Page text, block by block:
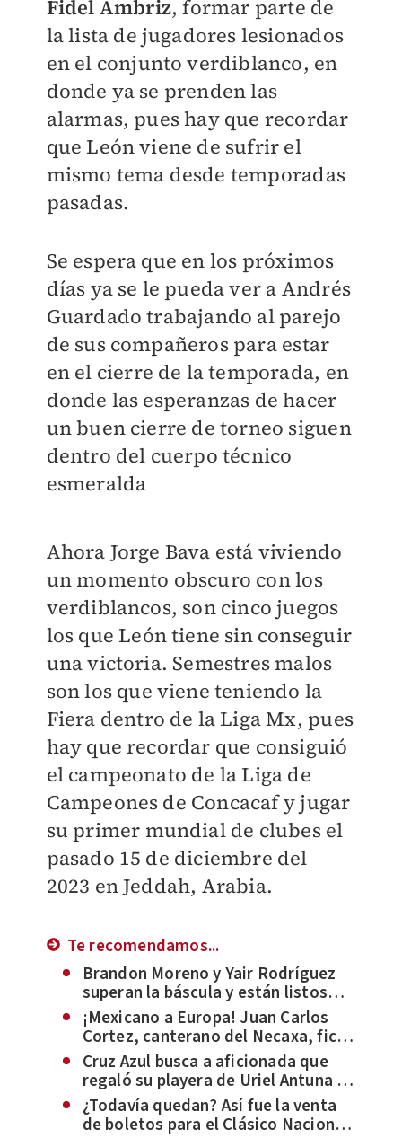
Fidel Ambriz, formar parte de
la lista de jugadores lesionados
en el conjunto verdiblanco, en
donde ya se prenden las
alarmas, pues hay que recordar
que León viene de sufrir el
mismo tema desde temporadas
pasadas.
Se espera que en los próximos
días ya se le pueda ver a Andrés
Guardado trabajando al parejo
de sus compañeros para estar
en el cierre de la temporada, en
donde las esperanzas de hacer
un buen cierre de torneo siguen
dentro del cuerpo técnico
esmeralda
Ahora Jorge Bava está viviendo
un momento obscuro con los
verdiblancos, son cinco juegos
los que León tiene sin conseguir
una victoria. Semestres malos
son los que viene teniendo la
Fiera dentro de la Liga Mx, pues
hay que recordar que consiguió
el campeonato de la Liga de
Campeones de Concacaf y jugar
su primer mundial de clubes el
pasado 15 de diciembre del
2023 en Jeddah, Arabia.
Te recomendamos...
Brandon Moreno y Yair Rodríguez
superan la báscula y están listos
para UFC México
¡Mexicano a Europa! Juan Carlos
Cortez, canterano del Necaxa, ficha
por el Sevilla
Cruz Azul busca a aficionada que
regaló su playera de Uriel Antuna a
niño en emotivo momento | VIDEO
¿Todavía quedan? Así fue la venta
de boletos para el Clásico Nacional